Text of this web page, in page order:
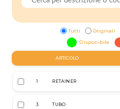
Tutti Originali
Disponibile
ARTICOLO
1 RETAINER
3 TUBO